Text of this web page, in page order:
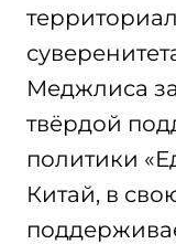
Меджлиса
твёрдой
политики
Китай, в